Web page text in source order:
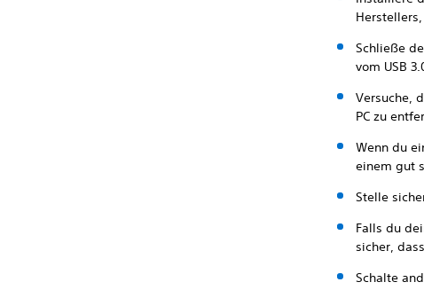
Schließe
vom USB
Versuche,
PC zu
Wenn du
einem gut
Stelle
Falls du
sicher,
Schalte